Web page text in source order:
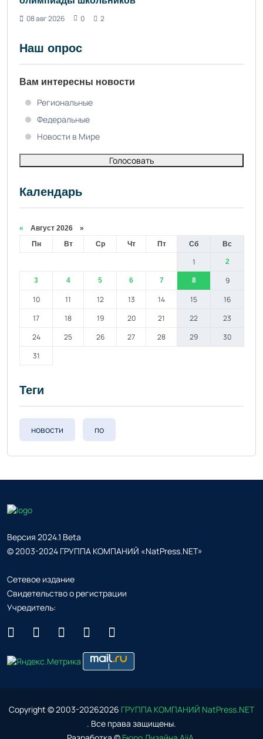
08 авг 2026
0 2
Наш опрос
Вам интересны новости
Региональные
Федеральные
Новости в Мире
Голосовать
Календарь
« Август 2026 »
Пн
Вт Ср Чт Пт Сб Вс
1 2
3 4 5 6 7 8
9
10
11 12 13 14 15
16
17
18 19 20 21 22
23
24
25 26 27 28 29
30
31
Теги
новости по
Версия 2024.1 Beta
© 2003-2024 ГРУППА КОМПАНИЙ «NatPress.NET»
Сетевое издание
Свидетельство о регистрации
Учредитель:
Copyright © 2003-20262026 ГРУППА КОМПАНИЙ NatPress.NET
. Все права защищены.